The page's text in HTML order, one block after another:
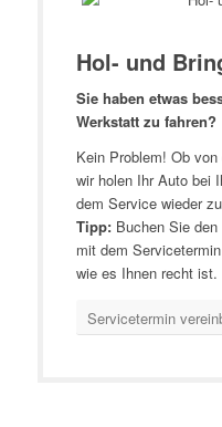
Hol- und
Sie haben etwas
Werkstatt zu fahren?
Kein Problem! Ob
wir holen Ihr Auto bei
dem Service wieder
Tipp:Buchen Sie den
mit dem
wie es Ihnen recht ist.
Servicetermin